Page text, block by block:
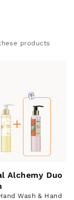
products
Alchemy Duo
Wash & Hand